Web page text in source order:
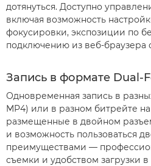
дотянуться. Доступно
включая возможность
фокусировки, экспозиции по
подключению из веб-браузера
Запись в формате Dual-
Одновременная запись в
MP4) или в разном битрейте
размещенные в двойном
и возможность пользоваться
преимуществами —
съемки и удобством загрузки